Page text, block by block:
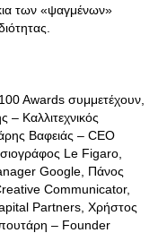
των «ψαγμένων»
Awards συμμετέχουν,
Καλλιτεχνικός
Βαφειάς – CEO
Le Figaro,
Google, Πάνος
Communicator,
Partners, Χρήστος
– Founder